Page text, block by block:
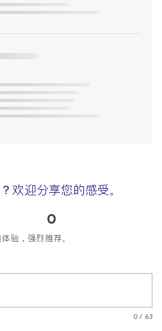
欢迎分享您的感受。
0
验，强烈推荐。
0 / 63